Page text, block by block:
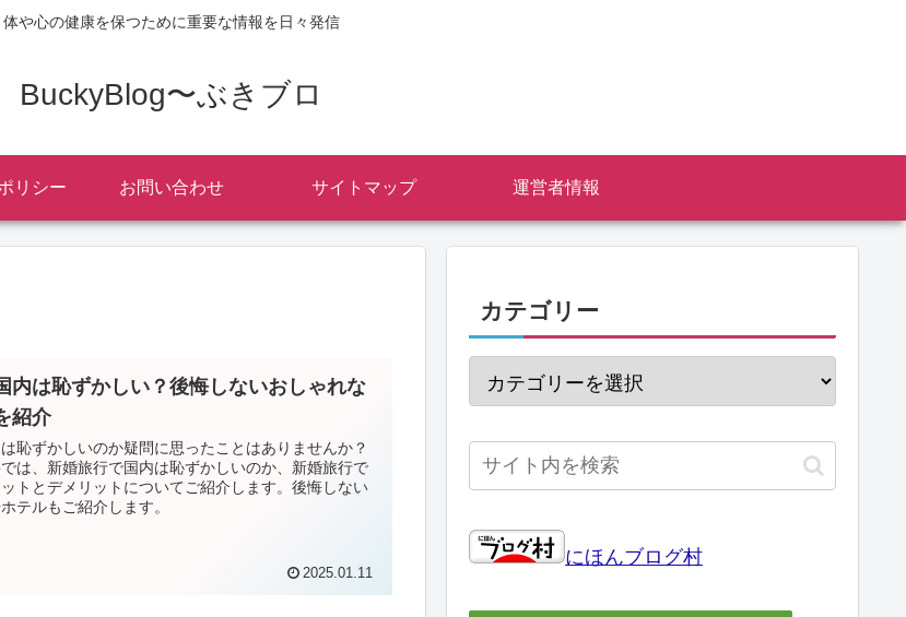
体や心の健康を保つために重要な情報を日々発信
BuckyBlog〜ぶきブロ
リシー お問い合わせ サイトマップ 運営者情報
内は恥ずかしい？後悔しないおしゃれな
紹介
恥ずかしいのか疑問に思ったことはありませんか？
は、新婚旅行で国内は恥ずかしいのか、新婚旅行で
トとデメリットについてご紹介します。後悔しない
テルもご紹介します。
2025.01.11
カテゴリー
にほんブログ村